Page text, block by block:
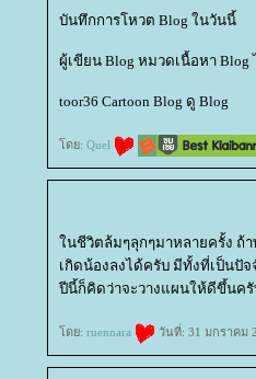
บันทึกการโหวต Blog ในวันนี้
ผู้เขียน Blog หมวดเนื้อหา Blog
toor36 Cartoon Blog ดู Blog
ดย: Quel
นชีวิตล้มๆลุกๆมาหลายครั้ง ถ้า
เกิดน้องลงได้ครับ มีทั้งที่เป็นปั
ปีนี้ก็คิดว่าจะวางแผนให้ดีขึ้นค
ดย: ruennara วันที่: 31 มกราคม